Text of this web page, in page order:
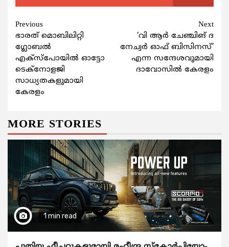
Continue
Reading
Previous
ഭാരത് മൊബിലിറ്റി
ഗ്ലോബല്‍
എക്സ്പോയില്‍ ഓട്ടോ
ടെക്നോളജി
സാധ്യതകളുമായി
കേരളം
Next
‘വി ആര്‍ ചേഞ്ചിങ് ദ
നേച്വര്‍ ഓഫ് ബിസിനസ്’
എന്ന സന്ദേശവുമായി
ദാവോസിൽ കേരളം
MORE STORIES
1 min read